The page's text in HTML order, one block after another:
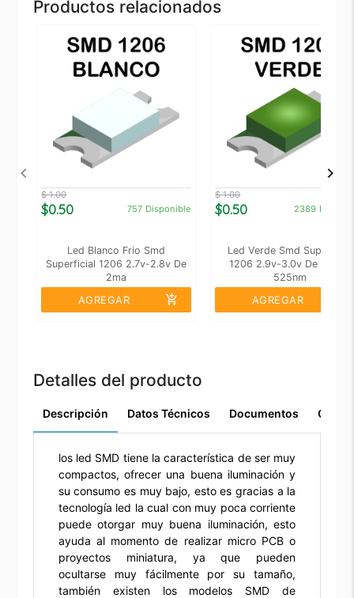
Productos relacionados
$ 1.00
$0.50 757 Disponible
Led Blanco Frio Smd
Superficial 1206 2.7v-2.8v De
2ma
AGREGAR add_shopping_cart
$ 1.00
$0.50 2389
Led Verde Smd Superficial
1206 2.9v-3.0v De 5ma A
525nm
AGREGAR
Detalles del producto
Descripción Datos Técnicos Documentos
los led SMD tiene la característica de ser muy
compactos, ofrecer una buena iluminación y
su consumo es muy bajo, esto es gracias a la
tecnología led la cual con muy poca corriente
puede otorgar muy buena iluminación, esto
ayuda al momento de realizar micro PCB o
proyectos miniatura, ya que pueden
ocultarse muy fácilmente por su tamaño,
también existen los modelos SMD de